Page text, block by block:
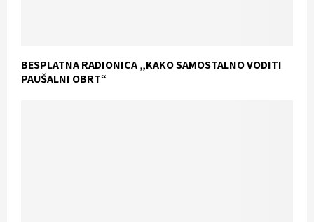
BESPLATNA RADIONICA „KAKO SAMOSTALNO VODITI
PAUŠALNI OBRT“